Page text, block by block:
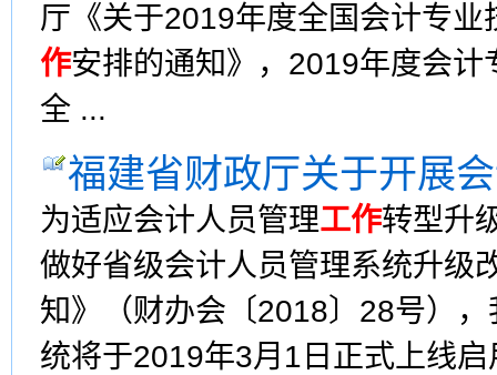
厅《关于2019年度全国会计专
作安排的通知》，2019年度会
全 ...
福建省财政厅关于开展
为适应会计人员管理工作转型升
做好省级会计人员管理系统升级
知》（财办会〔2018〕28号）
统将于2019年3月1日正式上线